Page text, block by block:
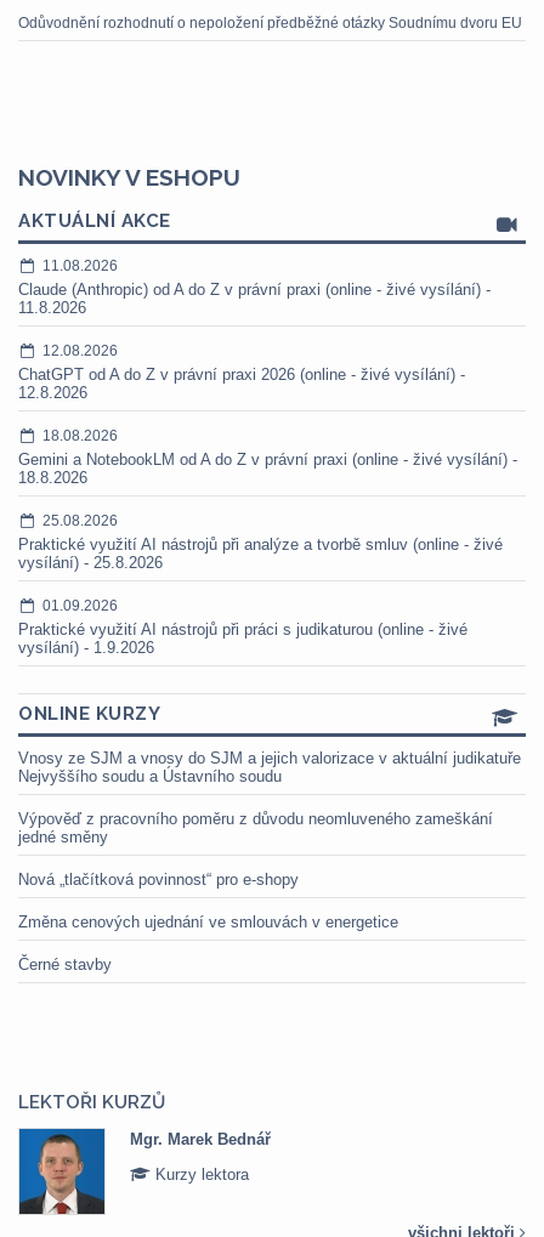
Odůvodnění rozhodnutí o nepoložení předběžné otázky Soudnímu dvoru EU
NOVINKY V ESHOPU
AKTUÁLNÍ AKCE
11.08.2026
Claude (Anthropic) od A do Z v právní praxi (online - živé vysílání) -
11.8.2026
12.08.2026
ChatGPT od A do Z v právní praxi 2026 (online - živé vysílání) -
12.8.2026
18.08.2026
Gemini a NotebookLM od A do Z v právní praxi (online - živé vysílání) -
18.8.2026
25.08.2026
Praktické využití AI nástrojů při analýze a tvorbě smluv (online - živé
vysílání) - 25.8.2026
01.09.2026
Praktické využití AI nástrojů při práci s judikaturou (online - živé
vysílání) - 1.9.2026
ONLINE KURZY
Vnosy ze SJM a vnosy do SJM a jejich valorizace v aktuální judikatuře
Nejvyššího soudu a Ústavního soudu
Výpověď z pracovního poměru z důvodu neomluveného zameškání
jedné směny
Nová „tlačítková povinnost“ pro e-shopy
Změna cenových ujednání ve smlouvách v energetice
Černé stavby
LEKTOŘI KURZŮ
Mgr. Marek Bednář
Kurzy lektora
všichni lektoři